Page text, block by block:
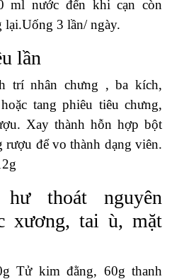
ml nước đến khi cạn còn
3 lần/ ngày.
lần
trí nhân chưng , ba kích,
tang phiêu tiêu chưng,
Xay thành hỗn hợp bột
rượu để vo thành dạng viên.
thoát nguyên
xương, tai ù, mặt
Tử kim đằng, 60g thanh